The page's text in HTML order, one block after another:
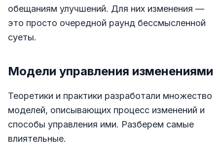
обещаниям улучшений. Для них изменения —
это просто очередной раунд бессмысленной
суеты.
Модели управления изменениями
Теоретики и практики разработали множество
моделей, описывающих процесс изменений и
способы управления ими. Разберем самые
влиятельные.